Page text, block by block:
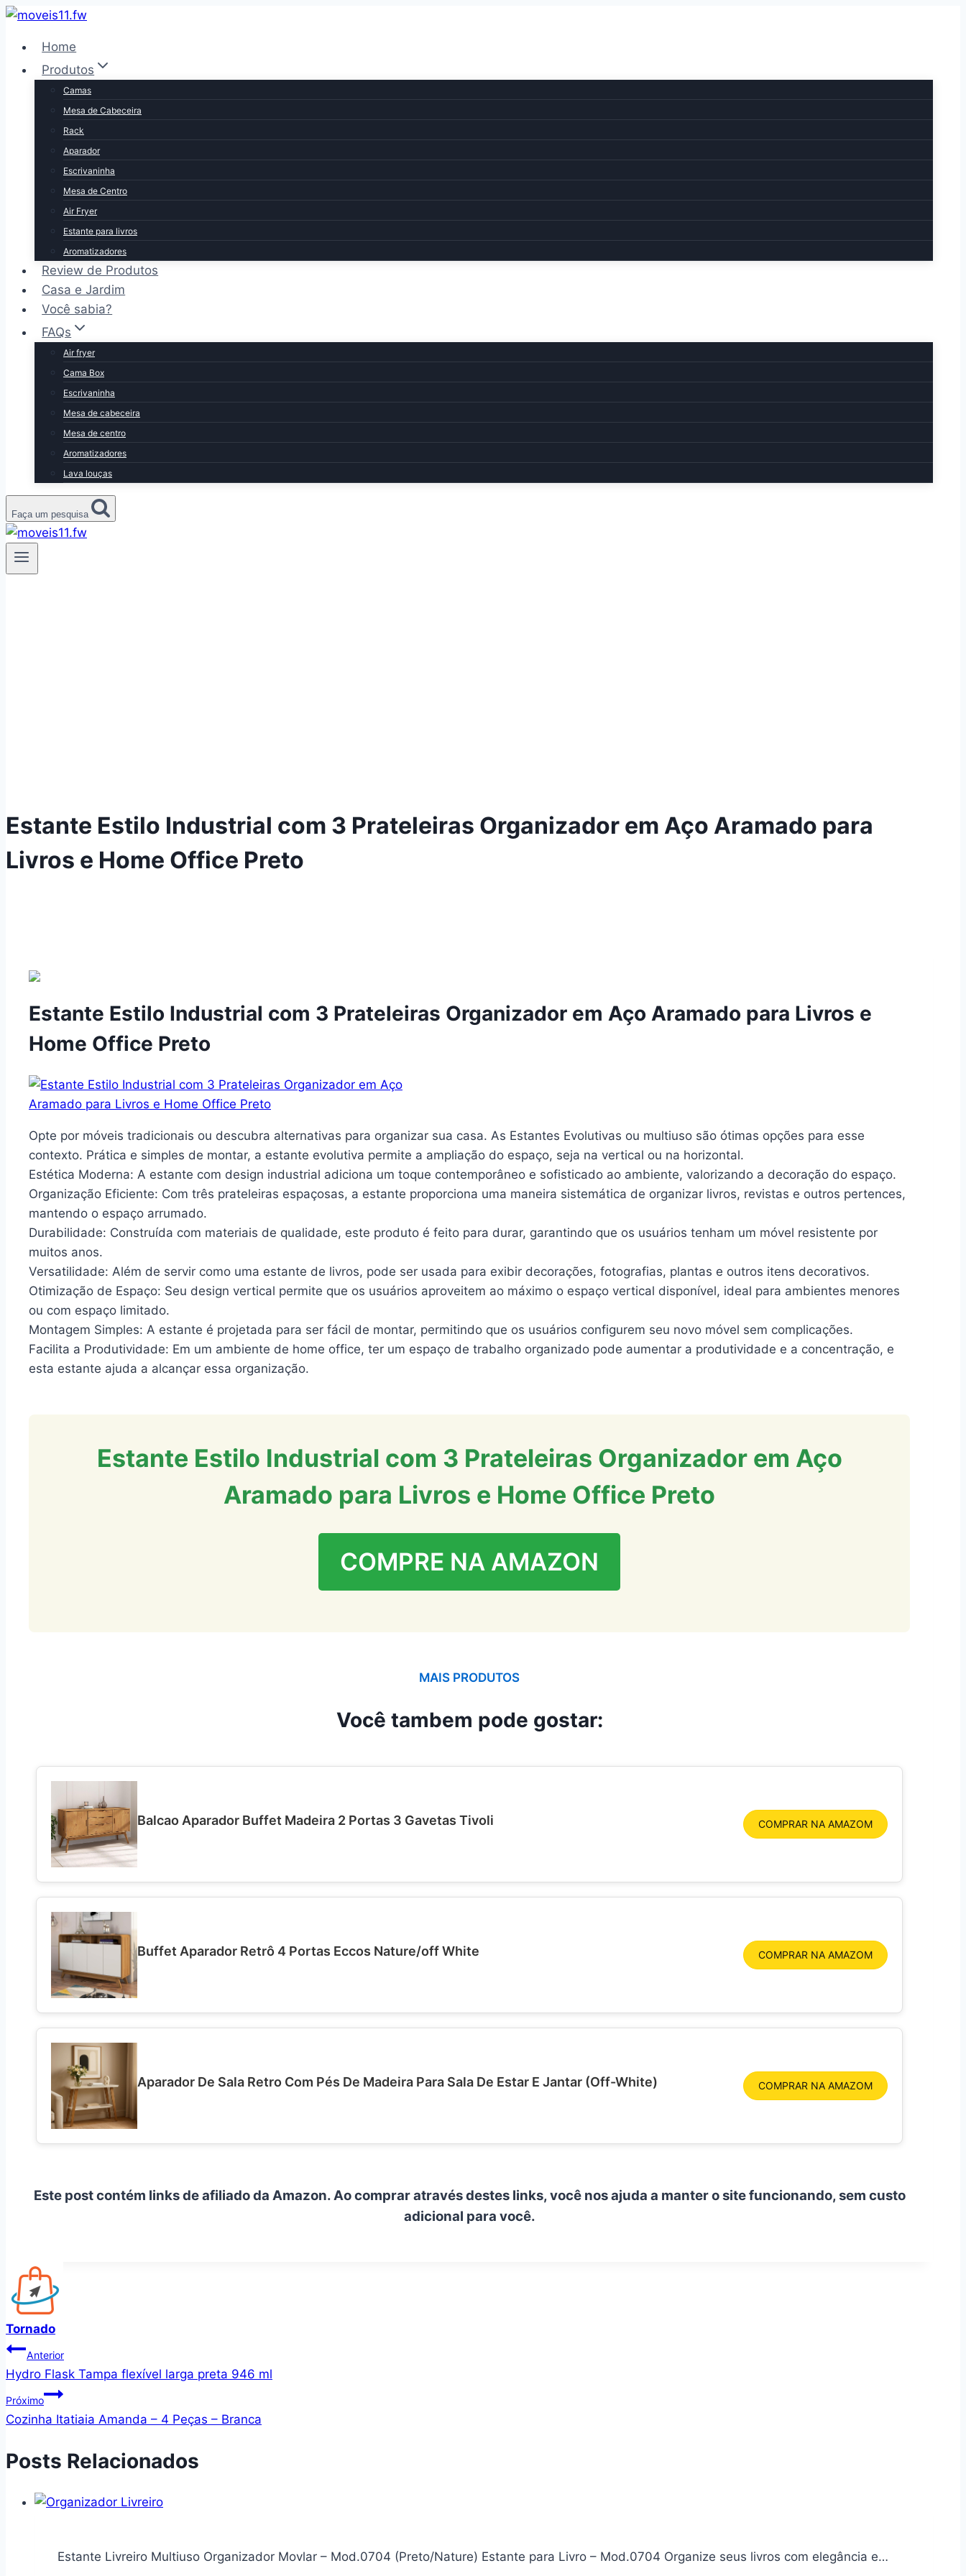
Pular
Conteúdo
Home
Produtos
Camas
Mesa de Cabeceira
Rack
Aparador
Escrivaninha
Mesa de Centro
Air Fryer
Estante para livros
Aromatizadores
Review de Produtos
Casa e Jardim
Você sabia?
FAQs
Air fryer
Cama Box
Escrivaninha
Mesa de cabeceira
Mesa de centro
Aromatizadores
Lava louças
Faça um pesquisa
Estante Estilo Industrial com 3 Prateleiras Organizador em Aço Aramado para
Livros e Home Office Preto
Estante Estilo Industrial com 3 Prateleiras Organizador em Aço Aramado para Livros e
Home Office Preto
Opte por móveis tradicionais ou descubra alternativas para organizar sua casa. As Estantes Evolutivas ou multiuso são ótimas opções para esse
contexto. Prática e simples de montar, a estante evolutiva permite a ampliação do espaço, seja na vertical ou na horizontal.
Estética Moderna: A estante com design industrial adiciona um toque contemporâneo e sofisticado ao ambiente, valorizando a decoração do espaço.
Organização Eficiente: Com três prateleiras espaçosas, a estante proporciona uma maneira sistemática de organizar livros, revistas e outros pertences,
mantendo o espaço arrumado.
Durabilidade: Construída com materiais de qualidade, este produto é feito para durar, garantindo que os usuários tenham um móvel resistente por
muitos anos.
Versatilidade: Além de servir como uma estante de livros, pode ser usada para exibir decorações, fotografias, plantas e outros itens decorativos.
Otimização de Espaço: Seu design vertical permite que os usuários aproveitem ao máximo o espaço vertical disponível, ideal para ambientes menores
ou com espaço limitado.
Montagem Simples: A estante é projetada para ser fácil de montar, permitindo que os usuários configurem seu novo móvel sem complicações.
Facilita a Produtividade: Em um ambiente de home office, ter um espaço de trabalho organizado pode aumentar a produtividade e a concentração, e
esta estante ajuda a alcançar essa organização.
Estante Estilo Industrial com 3 Prateleiras Organizador em Aço
Aramado para Livros e Home Office Preto
COMPRE NA AMAZON
MAIS PRODUTOS
Você tambem pode gostar:
Balcao Aparador Buffet Madeira 2 Portas 3 Gavetas Tivoli COMPRAR NA AMAZOM
Buffet Aparador Retrô 4 Portas Eccos Nature/off White COMPRAR NA AMAZOM
Aparador De Sala Retro Com Pés De Madeira Para Sala De Estar E Jantar (Off-White) COMPRAR NA AMAZOM
Este post contém links de afiliado da Amazon. Ao comprar através destes links, você nos ajuda a manter o site funcionando, sem custo
adicional para você.
Tornado
Navegação
de
Post
Anterior
Hydro Flask Tampa flexível larga preta 946 ml
Próximo
Cozinha Itatiaia Amanda – 4 Peças – Branca
Posts Relacionados
Estante Livreiro Multiuso Organizador Movlar – Mod.0704 (Preto/Nature) Estante para Livro – Mod.0704 Organize seus livros com elegância e…